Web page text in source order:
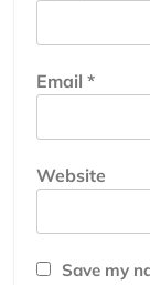
Email *
Website
Save my